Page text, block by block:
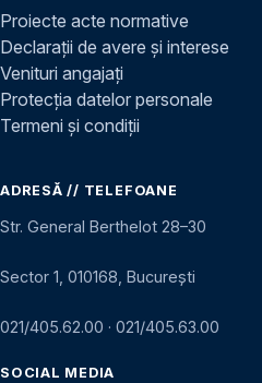
Proiecte acte normative
Declarații de avere și interese
Venituri angajați
Protecția datelor personale
Termeni și condiții
ADRESĂ // TELEFOANE
Str. General Berthelot 28–30
Sector 1, 010168, București
021/405.62.00 · 021/405.63.00
SOCIAL MEDIA